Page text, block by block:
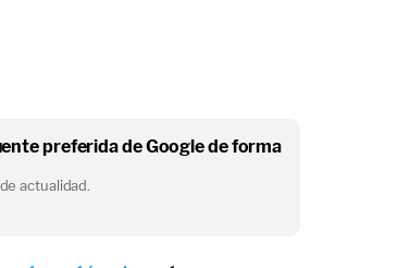
preferida de Google de forma
actualidad.